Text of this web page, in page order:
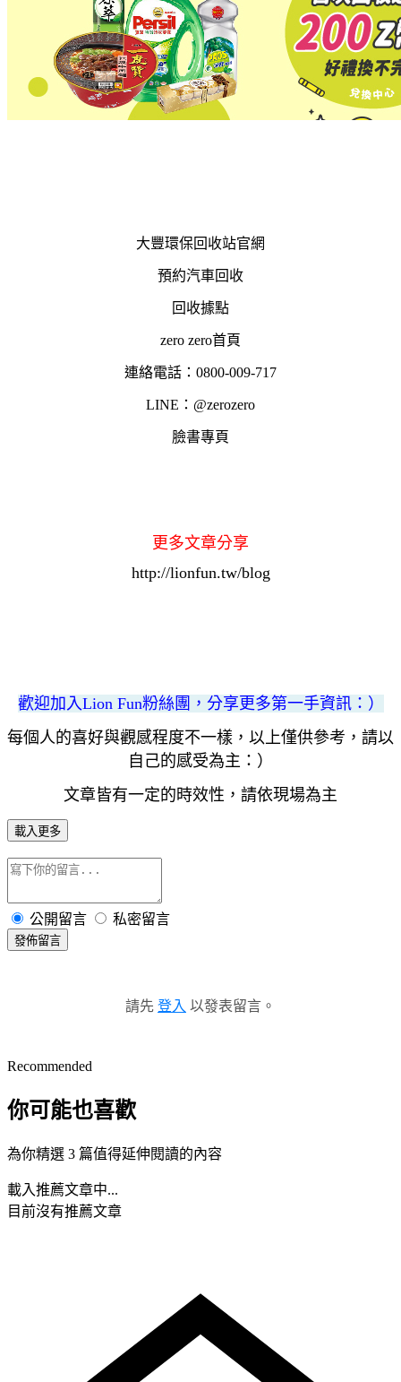
大豐環保回收站官網
預約汽車回收
回收據點
zero zero首頁
連絡電話：0800-009-717
LINE：@zerozero
臉書專頁
更多文章分享
http://lionfun.tw/blog
歡迎加入Lion Fun粉絲團，分享更多第一手資訊：）
每個人的喜好與觀感程度不一樣，以上僅供參考，請以
自己的感受為主：）
文章皆有一定的時效性，請依現場為主
載入更多
公開留言 私密留言
發佈留言
請先 登入 以發表留言。
Recommended
你可能也喜歡
為你精選 3 篇值得延伸閱讀的內容
載入推薦文章中...
目前沒有推薦文章